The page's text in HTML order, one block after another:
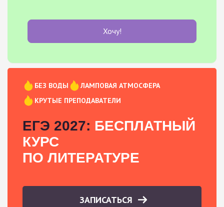
Хочу!
БЕЗ ВОДЫ
ЛАМПОВАЯ АТМОСФЕРА
КРУТЫЕ ПРЕПОДАВАТЕЛИ
ЕГЭ 2027: БЕСПЛАТНЫЙ
КУРС
ПО ЛИТЕРАТУРЕ
ЗАПИСАТЬСЯ